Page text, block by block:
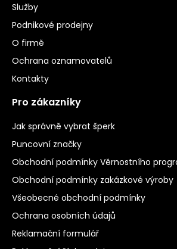
Služby
Podnikové prodejny
O firmě
Ochrana oznamovatelů
Kontakty
Pro zákazníky
Jak správně vybrat šperk
Puncovní značky
Obchodní podmínky Věrnostního
Obchodní podmínky zakázkové výroby
Všeobecné obchodní podmínky
Ochrana osobních údajů
Reklamační formulář